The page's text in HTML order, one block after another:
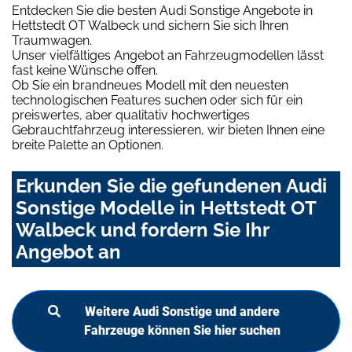
Entdecken Sie die besten Audi Sonstige Angebote in
Hettstedt OT Walbeck und sichern Sie sich Ihren
Traumwagen.
Unser vielfältiges Angebot an Fahrzeugmodellen lässt
fast keine Wünsche offen.
Ob Sie ein brandneues Modell mit den neuesten
technologischen Features suchen oder sich für ein
preiswertes, aber qualitativ hochwertiges
Gebrauchtfahrzeug interessieren, wir bieten Ihnen eine
breite Palette an Optionen.
Erkunden Sie die gefundenen Audi
Sonstige Modelle in Hettstedt OT
Walbeck und fordern Sie Ihr
Angebot an
Weitere Audi Sonstige und andere
Fahrzeuge können Sie hier suchen